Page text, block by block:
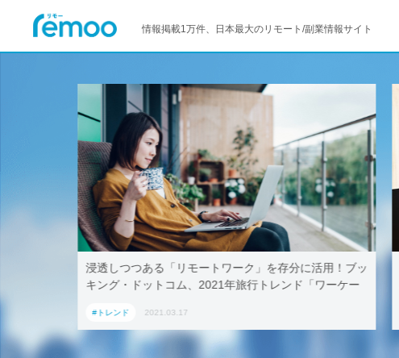
情報掲載1万件、日本最大のリモート/副業情報サイト
テレワークでも取引先に贈れる「リモート手土産」、
AoyamaLab
#トレンド 2021.03.17